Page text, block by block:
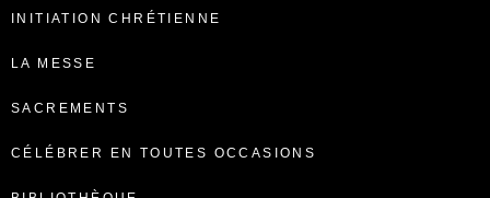
INITIATION CHRÉTIENNE
LA MESSE
SACREMENTS
CÉLÉBRER EN TOUTES OCCASIONS